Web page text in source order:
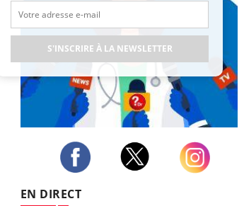
EN DIRECT
S'INSCRIRE À LA NEWSLETTER